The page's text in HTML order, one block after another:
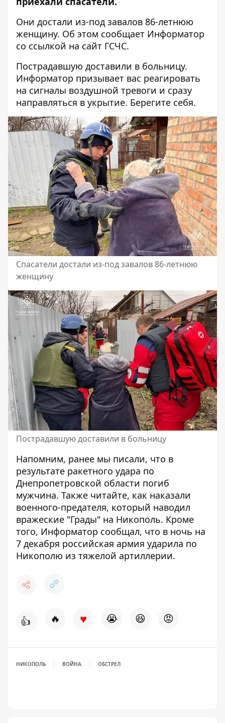
Они достали из-под завалов 86-летнюю
женщину. Об этом сообщает Информатор
со ссылкой на сайт ГСЧС.
Пострадавшую доставили в больницу.
Информатор призывает вас реагировать
на сигналы воздушной тревоги и сразу
направляться в укрытие. Берегите себя.
Спасатели достали из-под завалов 86-летнюю
женщину
Пострадавшую доставили в больницу
Напомним, ранее мы писали, что в
результате ракетного удара по
Днепропетровской области погиб
мужчина. Также читайте, как наказали
военного-предателя, который наводил
вражеские "Грады" на Никополь. Кроме
того, Информатор сообщал, что в ночь на
7 декабря российская армия ударила по
Никополю из тяжелой артиллерии.
👍 🔥 ♥ 😭 😆 😡
НИКОПОЛЬ ВОЙНА ОБСТРЕЛ